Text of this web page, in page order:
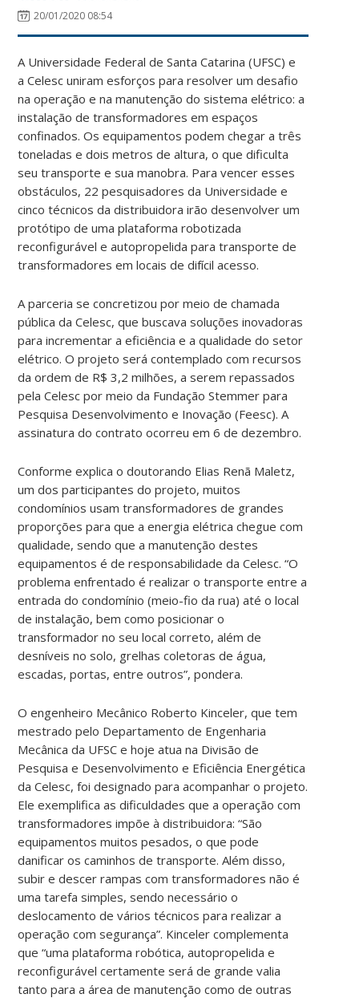
20/01/2020 08:54
A Universidade Federal de Santa Catarina (UFSC) e
a Celesc uniram esforços para resolver um desafio
na operação e na manutenção do sistema elétrico: a
instalação de transformadores em espaços
confinados. Os equipamentos podem chegar a três
toneladas e dois metros de altura, o que dificulta
seu transporte e sua manobra. Para vencer esses
obstáculos, 22 pesquisadores da Universidade e
cinco técnicos da distribuidora irão desenvolver um
protótipo de uma plataforma robotizada
reconfigurável e autopropelida para transporte de
transformadores em locais de difícil acesso.
A parceria se concretizou por meio de chamada
pública da Celesc, que buscava soluções inovadoras
para incrementar a eficiência e a qualidade do setor
elétrico. O projeto será contemplado com recursos
da ordem de R$ 3,2 milhões, a serem repassados
pela Celesc por meio da Fundação Stemmer para
Pesquisa Desenvolvimento e Inovação (Feesc). A
assinatura do contrato ocorreu em 6 de dezembro.
Conforme explica o doutorando Elias Renã Maletz,
um dos participantes do projeto, muitos
condomínios usam transformadores de grandes
proporções para que a energia elétrica chegue com
qualidade, sendo que a manutenção destes
equipamentos é de responsabilidade da Celesc. “O
problema enfrentado é realizar o transporte entre a
entrada do condomínio (meio-fio da rua) até o local
de instalação, bem como posicionar o
transformador no seu local correto, além de
desníveis no solo, grelhas coletoras de água,
escadas, portas, entre outros”, pondera.
O engenheiro Mecânico Roberto Kinceler, que tem
mestrado pelo Departamento de Engenharia
Mecânica da UFSC e hoje atua na Divisão de
Pesquisa e Desenvolvimento e Eficiência Energética
da Celesc, foi designado para acompanhar o projeto.
Ele exemplifica as dificuldades que a operação com
transformadores impõe à distribuidora: “São
equipamentos muitos pesados, o que pode
danificar os caminhos de transporte. Além disso,
subir e descer rampas com transformadores não é
uma tarefa simples, sendo necessário o
deslocamento de vários técnicos para realizar a
operação com segurança”. Kinceler complementa
que “uma plataforma robótica, autopropelida e
reconfigurável certamente será de grande valia
tanto para a área de manutenção como de outras